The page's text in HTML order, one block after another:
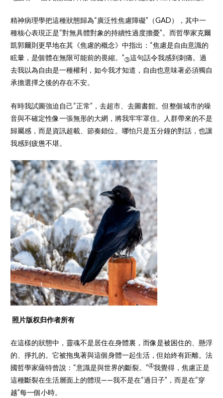
精神病理學把這種狀態歸為“廣泛性焦慮障礙”（GAD），其中一
種核心表現正是“對無具體對象的持續性過度擔憂”。而哲學家克爾
凱郭爾則更早地在其《焦慮的概念》中指出：“焦慮是自由意識的
眩暈，是個體在無限可能前的畏縮。”③這句話令我感到刺痛。過
去我以為自由是一種權利，如今我才知道，自由也意味著必須獨自
承擔選擇之後的存在不安。
有時我試圖強迫自己“正常”，去超市、去圖書館。但整個城市的噪
音與不確定性像一張無形的大網，將我牢牢罩住。人群帶來的不是
歸屬感，而是資訊超載、節奏錯位。哪怕只是五分鐘的對話，也讓
我感到疲憊不堪。
照片版权归作者所有
在這樣的狀態中，靈魂不是居住在身體裏，而像是被困住的、懸浮
的、掙扎的。它被拖曳著與這個身體一起生活，但始終有距離。法
國哲學家薩特曾說：“意識是與世界的斷裂。”④我覺得，焦慮正是
這種斷裂在生活層面上的體現——我不是在“過日子”，而是在“穿
越”每一個小時。